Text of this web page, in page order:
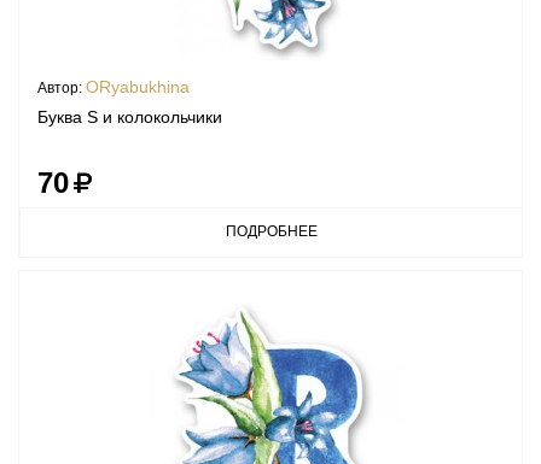
Автор: ORyabukhina
Буква S и колокольчики
70
ПОДРОБНЕЕ